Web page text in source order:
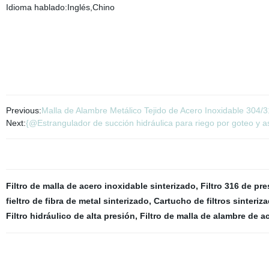
Idioma hablado:Inglés,Chino
Previous:Malla de Alambre Metálico Tejido de Acero Inoxidable 304/
Next:{@Estrangulador de succión hidráulica para riego por goteo y
Filtro de malla de acero inoxidable sinterizado, Filtro 316 de
fieltro de fibra de metal sinterizado, Cartucho de filtros
Filtro hidráulico de alta presión, Filtro de malla de alambre de